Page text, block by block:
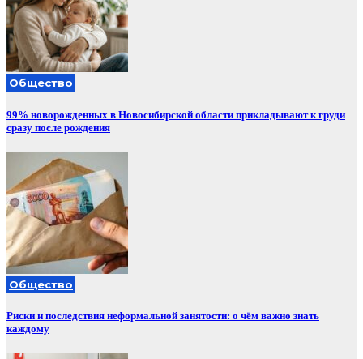
Общество
99% новорожденных в Новосибирской области прикладывают к груди
сразу после рождения
Общество
Риски и последствия неформальной занятости: о чём важно знать
каждому